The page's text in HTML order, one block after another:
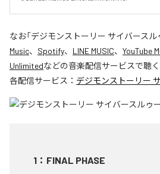
なお「デジモンストーリー サイバースル
Music、 Spotify、 LINE MUSIC、 YouTube
Unlimitedなどの音楽配信サービスで聴く
各配信サービス： デジモンストーリー
1 ： FINAL PHASE